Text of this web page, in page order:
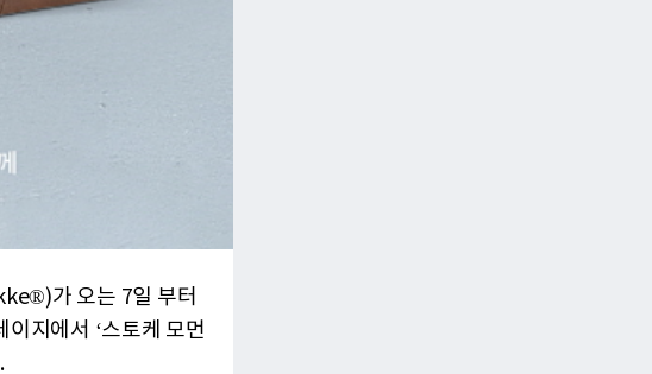
가 오는 7일 부터
지에서 ‘스토케 모먼